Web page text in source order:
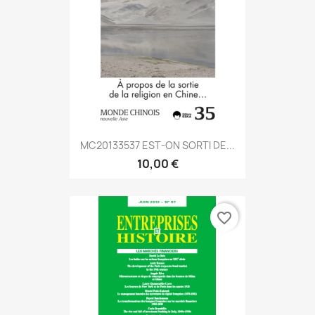
MC20133537 EST-ON SORTI DE...
10,00 €
favorite_border